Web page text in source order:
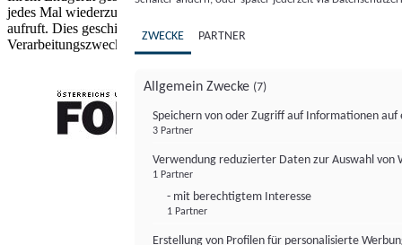
jedes Mal wiederzuerkennen, wenn es eine App oder einer Webseite
aufruft. Dies geschieht für einen oder mehrere der hier aufgeführten
Verarbeitungszwecke.
ZWECKE PARTNER
Allgemein Zwecke (7)
Speichern von oder Zugriff auf Informationen auf
3 Partner
Verwendung reduzierter Daten zur Auswahl von
1 Partner
- mit berechtigtem Interesse
1 Partner
Erstellung von Profilen für personalisierte
FONDS professionell